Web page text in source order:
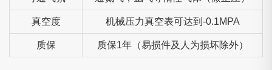
真空度 机械压力真空表可达到-0.1MPA
质保 质保1年（易损件及人为损坏除外）